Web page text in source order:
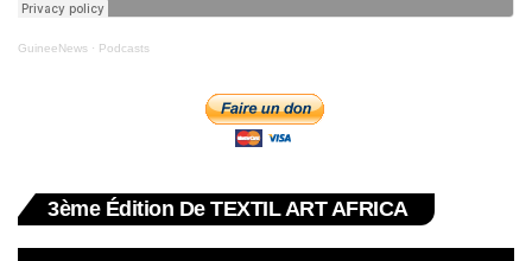
GuineeNews · Podcasts
3ème Édition De TEXTIL ART AFRICA